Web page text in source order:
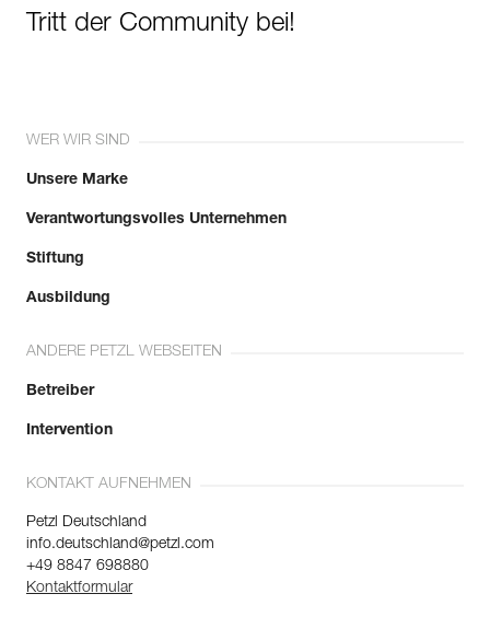
Tritt der Community bei!
WER WIR SIND
Unsere Marke
Verantwortungsvolles Unternehmen
Stiftung
Ausbildung
ANDERE PETZL WEBSEITEN
Betreiber
Intervention
KONTAKT AUFNEHMEN
Petzl Deutschland
info.deutschland@petzl.com
+49 8847 698880
Kontaktformular